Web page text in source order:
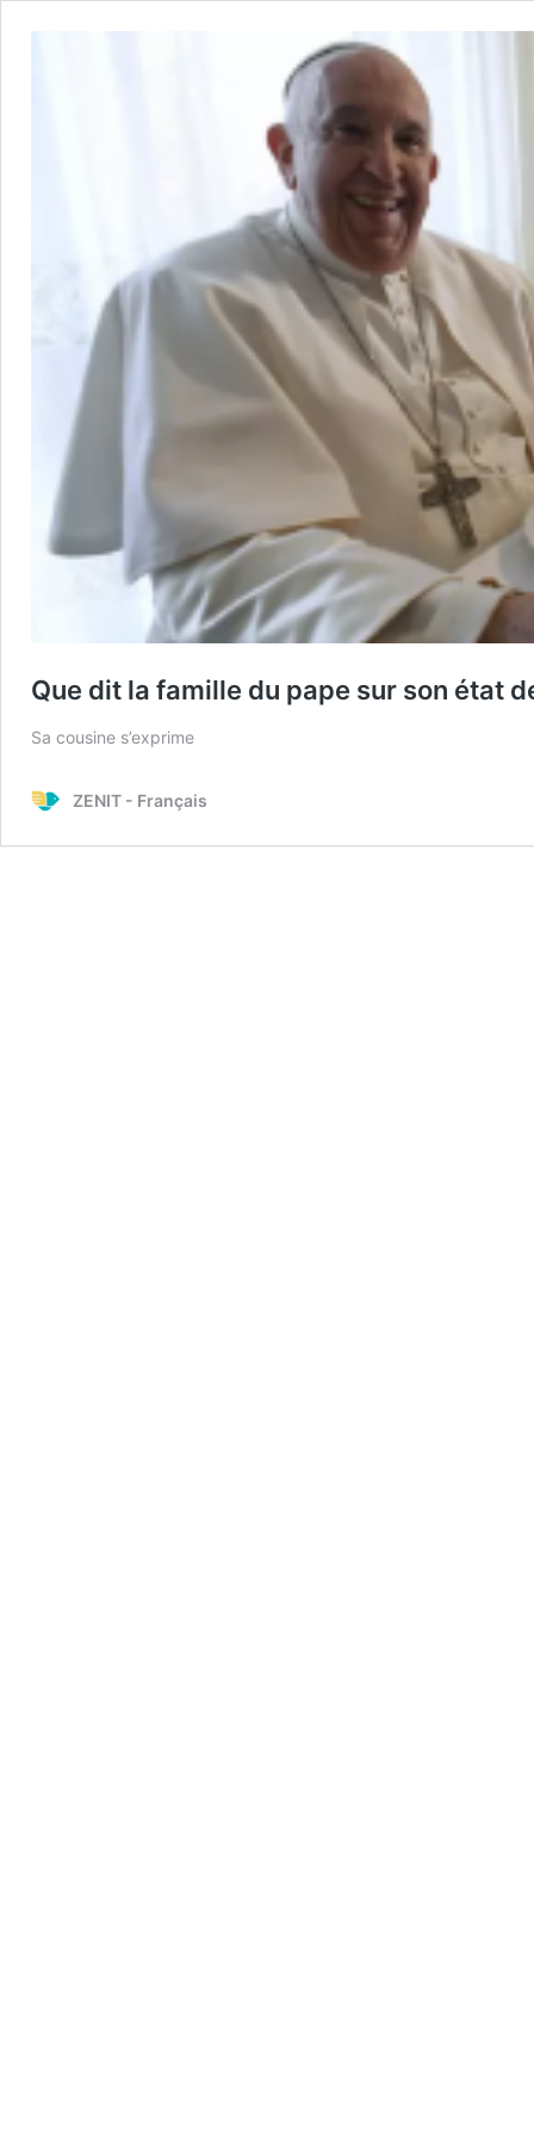
Que dit la famille du pape sur son état
Sa cousine s’exprime
ZENIT - Français